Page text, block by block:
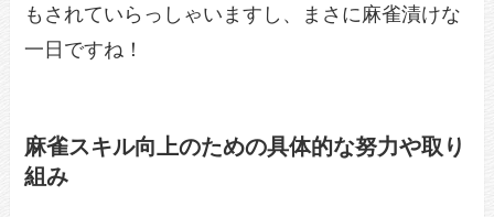
もされていらっしゃいますし、まさに麻雀漬けな
一日ですね！
麻雀スキル向上のための具体的な努力や取り
組み